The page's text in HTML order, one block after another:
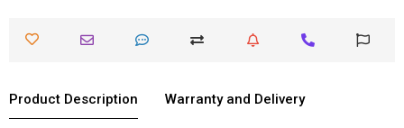
Product Description Warranty and Delivery